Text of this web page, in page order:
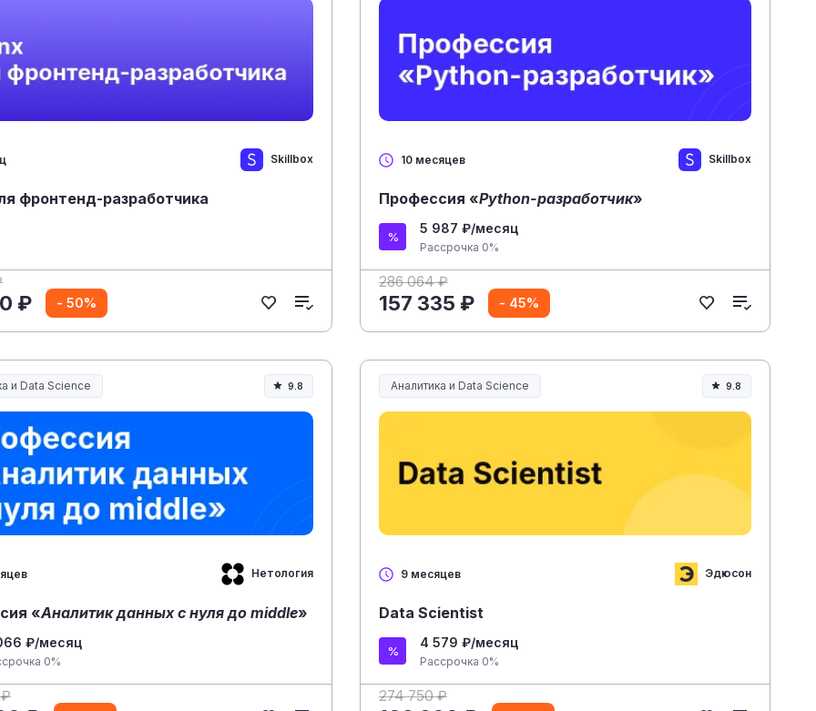
Skillbox
фронтенд-разработчика
₽ - 50%
10 месяцев Skillbox
Профессия «Python-разработчик»
5 987 ₽/месяц
Рассрочка 0%
286 064 ₽
157 335 ₽ - 45%
и Data Science 9.8
Нетология
«Аналитик данных с нуля до middle»
₽/месяц
0%
Аналитика и Data Science 9.8
9 месяцев Эдюсон
Data Scientist
4 579 ₽/месяц
Рассрочка 0%
274 750 ₽